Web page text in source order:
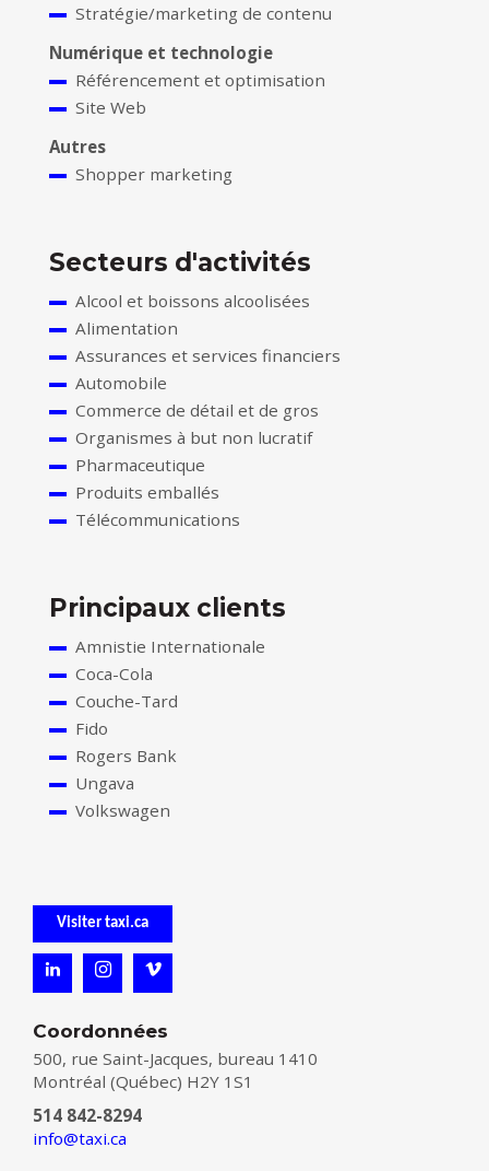
Stratégie/marketing de contenu
Numérique et technologie
Référencement et optimisation
Site Web
Autres
Shopper marketing
Secteurs d'activités
Alcool et boissons alcoolisées
Alimentation
Assurances et services financiers
Automobile
Commerce de détail et de gros
Organismes à but non lucratif
Pharmaceutique
Produits emballés
Télécommunications
Principaux clients
Amnistie Internationale
Coca-Cola
Couche-Tard
Fido
Rogers Bank
Ungava
Volkswagen
Visiter taxi.ca
Coordonnées
500, rue Saint-Jacques, bureau 1410
Montréal (Québec) H2Y 1S1
514 842-8294
info@taxi.ca